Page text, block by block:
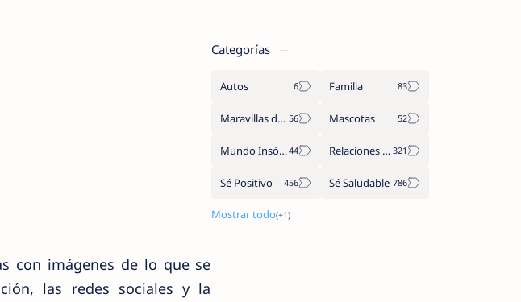
con imágenes de lo que se
las redes sociales y la
Categorías
Autos Familia
Maravillas del Mundo Mascotas
Mundo Insólito Relaciones de Parejas
Sé Positivo Sé Saludable